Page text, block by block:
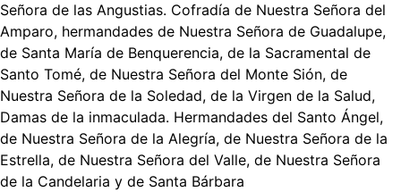
Señora de las Angustias. Cofradía de Nuestra Señora del
Amparo, hermandades de Nuestra Señora de Guadalupe,
de Santa María de Benquerencia, de la Sacramental de
Santo Tomé, de Nuestra Señora del Monte Sión, de
Nuestra Señora de la Soledad, de la Virgen de la Salud,
Damas de la inmaculada. Hermandades del Santo Ángel,
de Nuestra Señora de la Alegría, de Nuestra Señora de la
Estrella, de Nuestra Señora del Valle, de Nuestra Señora
de la Candelaria y de Santa Bárbara